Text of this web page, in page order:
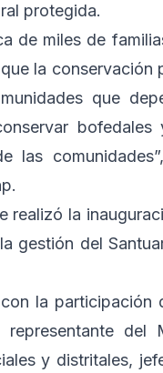
protegida.
de miles de
la
que
las
realizó la
gestión del
la participación
representante
y distritales,